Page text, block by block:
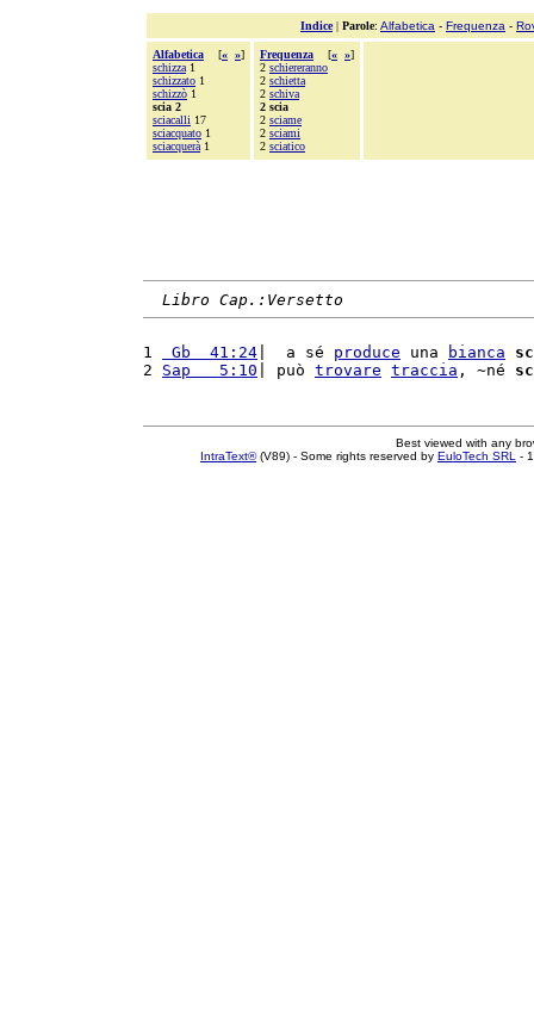
Indice| Parole: Alfabetica - Frequenza -
Alfabetica [« »]
schizza 1
schizzato 1
schizzò 1
scia 2
sciacalli 17
sciacquato 1
sciacquerà 1
Frequenza [« »]
2 schiereranno
2 schietta
2 schiva
2 scia
2 sciame
2 sciami
2 sciatico
Libro Cap.:Versetto
1 Gb  41:24 |  a sé produce una bianca
2 Sap   5:10 | può trovare traccia , ~né
Best viewed with any
IntraText®(V89) - Some rights reserved by EuloTech SRL -